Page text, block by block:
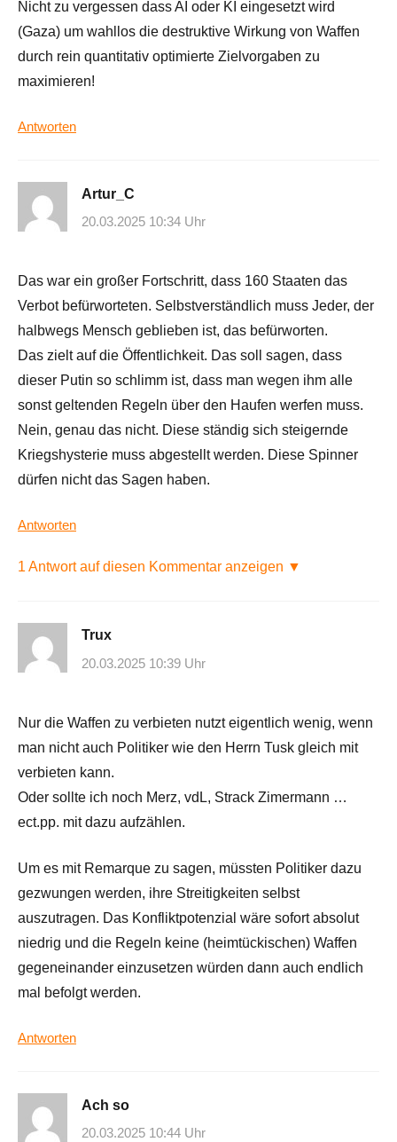
Nicht zu vergessen dass AI oder KI eingesetzt wird
(Gaza) um wahllos die destruktive Wirkung von Waffen
durch rein quantitativ optimierte Zielvorgaben zu
maximieren!
Antworten
Artur_C
20.03.2025 10:34 Uhr
Das war ein großer Fortschritt, dass 160 Staaten das
Verbot befürworteten. Selbstverständlich muss Jeder, der
halbwegs Mensch geblieben ist, das befürworten.
Das zielt auf die Öffentlichkeit. Das soll sagen, dass
dieser Putin so schlimm ist, dass man wegen ihm alle
sonst geltenden Regeln über den Haufen werfen muss.
Nein, genau das nicht. Diese ständig sich steigernde
Kriegshysterie muss abgestellt werden. Diese Spinner
dürfen nicht das Sagen haben.
Antworten
1 Antwort auf diesen Kommentar anzeigen ▼
Trux
20.03.2025 10:39 Uhr
Nur die Waffen zu verbieten nutzt eigentlich wenig, wenn
man nicht auch Politiker wie den Herrn Tusk gleich mit
verbieten kann.
Oder sollte ich noch Merz, vdL, Strack Zimermann …
ect.pp. mit dazu aufzählen.
Um es mit Remarque zu sagen, müssten Politiker dazu
gezwungen werden, ihre Streitigkeiten selbst
auszutragen. Das Konfliktpotenzial wäre sofort absolut
niedrig und die Regeln keine (heimtückischen) Waffen
gegeneinander einzusetzen würden dann auch endlich
mal befolgt werden.
Antworten
Ach so
20.03.2025 10:44 Uhr